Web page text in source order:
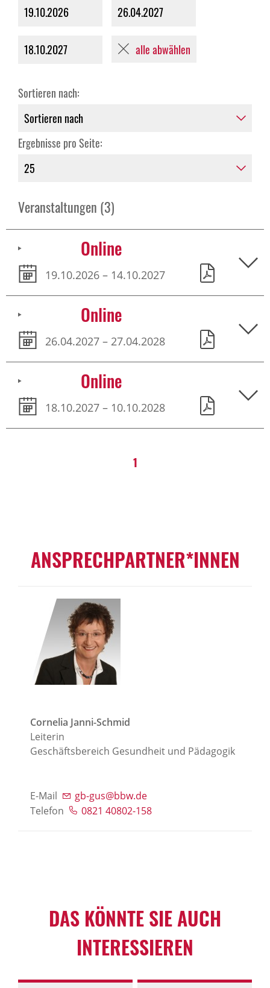
19.10.2026 26.04.2027
18.10.2027 alle abwählen
Sortieren nach:
Ergebnisse pro Seite:
Veranstaltungen (3)
Online
19.10.2026 – 14.10.2027
Online
26.04.2027 – 27.04.2028
Online
18.10.2027 – 10.10.2028
1
ANSPRECHPARTNER*INNEN
Cornelia Janni-Schmid
Leiterin
Geschäftsbereich Gesundheit und Pädagogik
E-Mail
gb-gus@bbw.de
Telefon
0821 40802-158
DAS KÖNNTE SIE AUCH
INTERESSIEREN